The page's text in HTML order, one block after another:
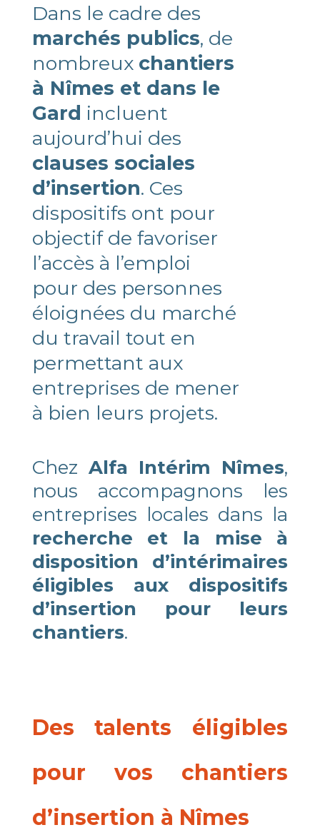
Dans le cadre des
marchés publics, de
nombreux chantiers
à Nîmes et dans le
Gard incluent
aujourd’hui des
clauses sociales
d’insertion. Ces
dispositifs ont pour
objectif de favoriser
l’accès à l’emploi
pour des personnes
éloignées du marché
du travail tout en
permettant aux
entreprises de mener
à bien leurs projets.
Chez Alfa Intérim Nîmes,
nous accompagnons les
entreprises locales dans la
recherche et la mise à
disposition d’intérimaires
éligibles aux dispositifs
d’insertion pour leurs
chantiers.
Des talents éligibles
pour vos chantiers
d’insertion à Nîmes